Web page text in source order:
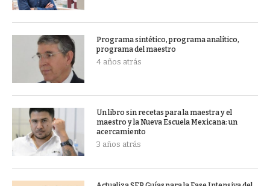
Programa sintético, programa analítico,
programa del maestro
4 años atrás
Un libro sin recetas para la maestra y el
maestro y la Nueva Escuela Mexicana: un
acercamiento
3 años atrás